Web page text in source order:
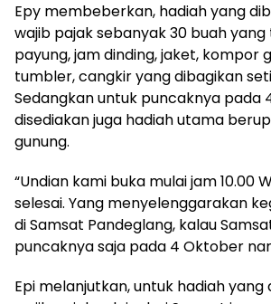
Epy membeberkan, hadiah yang
wajib pajak sebanyak 30 buah
payung, jam dinding, jaket, kompor
tumbler, cangkir yang dibagikan
Sedangkan untuk puncaknya pada
disediakan juga hadiah utama
gunung.
“Undian kami buka mulai jam 10.00
selesai. Yang menyelenggarakan
di Samsat Pandeglang, kalau
puncaknya saja pada 4 Oktober
Epi melanjutkan, untuk hadiah